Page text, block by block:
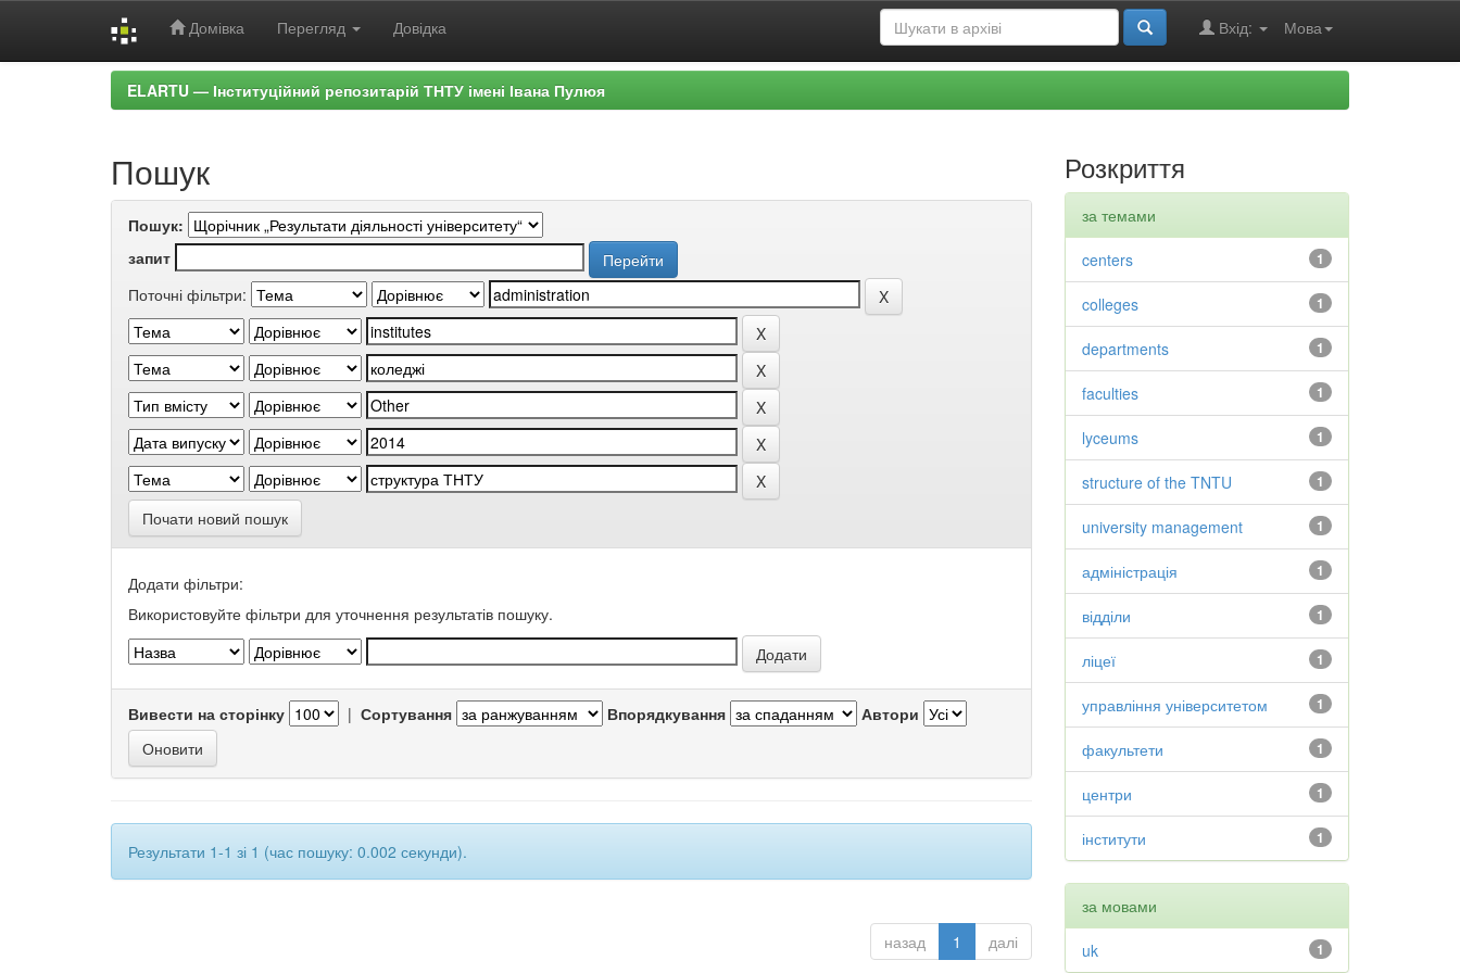
Домівка Перегляд Довідка Мова
Вхід:
ELARTU — Інституційний репозитарій ТНТУ імені Івана Пулюя
Пошук
Пошук:
запит
Поточні фільтри:
Почати новий пошук
Додати фільтри:
Використовуйте фільтри для уточнення результатів пошуку.
Вивести на сторінку | Сортування Впорядкування Автори
Результати 1-1 зі 1 (час пошуку: 0.002 секунди).
назад 1 далі
Розкриття
за темами
1
centers
1
colleges
1
departments
1
faculties
1
lyceums
1
structure of the TNTU
1
university management
1
адміністрація
1
відділи
1
ліцеї
1
управління університетом
1
факультети
1
центри
1
інститути
за мовами
1
uk